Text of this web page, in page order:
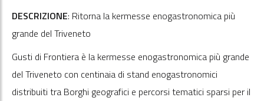
DESCRIZIONE: Ritorna la kermesse enogastronomica più
grande del Triveneto
Gusti di Frontiera è la kermesse enogastronomica più grande
del Triveneto con centinaia di stand enogastronomici
distribuiti tra Borghi geografici e percorsi tematici sparsi per il